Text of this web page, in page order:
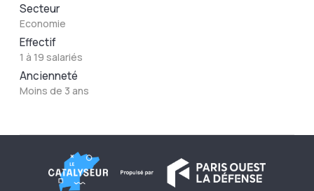
Secteur
Economie
Effectif
1 à 19 salariés
Ancienneté
Moins de 3 ans